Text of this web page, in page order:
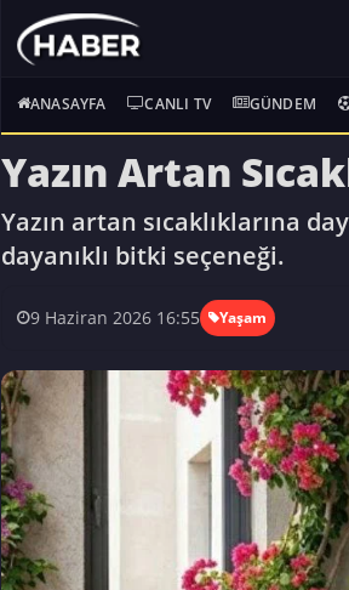
ANASAYFA CANLI TV GÜNDEM
Yazın Artan
Yazın artan sıcaklıklarına
dayanıklı bitki seçeneği.
9 Haziran 2026 16:55 Yaşam